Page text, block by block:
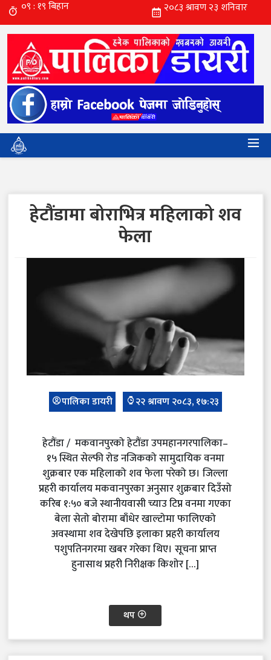
हेटौंडामा बोराभित्र महिलाको शव
फेला
पालिका डायरी २२ श्रावण २०८३, १७:२३
हेटौंडा / मकवानपुरको हेटौंडा उपमहानगरपालिका–
१५ स्थित सेल्फी रोड नजिकको सामुदायिक वनमा
शुक्रबार एक महिलाको शव फेला परेको छ। जिल्ला
प्रहरी कार्यालय मकवानपुरका अनुसार शुक्रबार दिउँसो
करिब १:५० बजे स्थानीयवासी च्याउ टिप्न वनमा गएका
बेला सेतो बोरामा बाँधेर खाल्टोमा फालिएको
अवस्थामा शव देखेपछि इलाका प्रहरी कार्यालय
पशुपतिनगरमा खबर गरेका थिए। सूचना प्राप्त
हुनासाथ प्रहरी निरीक्षक किशोर […]
थप